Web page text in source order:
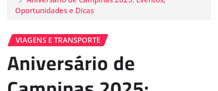
Oportunidades e Dicas
VIAGENS E TRANSPORTE
Aniversário de